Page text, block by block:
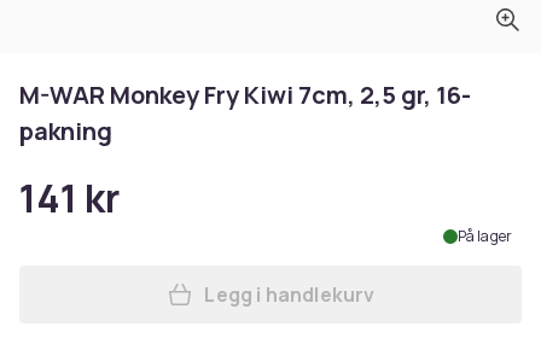
M-WAR Monkey Fry Kiwi 7cm, 2,5 gr, 16-
pakning
141 kr
På lager
Legg M-WAR Monkey Fry
Legg i handlekurv